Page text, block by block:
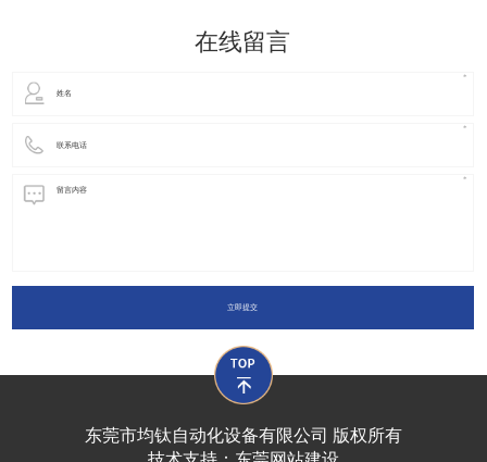
在线留言
立即提交
东莞市均钛自动化设备有限公司 版权所有